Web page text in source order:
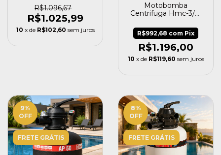
R$1.096,67
R$1.025,99
10 x de R$102,60 sem juros
Motobomba
Centrifuga Hmc-3/m
Nautilus
R$1.196,00
R$992,68 com Pix
10 x de R$119,60 sem juros
9%
OFF
FRETE GRÁTIS
8%
OFF
FRETE GRÁTIS